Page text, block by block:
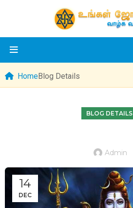
HomeBlog Details
BLOG DETAILS
Admin
14
DEC